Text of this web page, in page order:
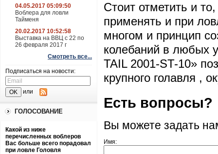
04.05.2017 05:09:50
Воблера для ловли
Тайменя
20.02.2017 10:52:58
Выставка на ВВЦ с 22 по
26 февраля 2017 г
Смотреть все...
Подписаться на новости:
или
ГОЛОСОВАНИЕ
Какой из ниже
перечисленных воблеров
Вас больше всего порадовал
при ловле Головля
Стоит отметить и
применять и при
многом и принцип
колебаний в любых
TAIL 2001-ST-10»
крупного голавля ,
Есть вопросы?
Вы можете задать
Имя: